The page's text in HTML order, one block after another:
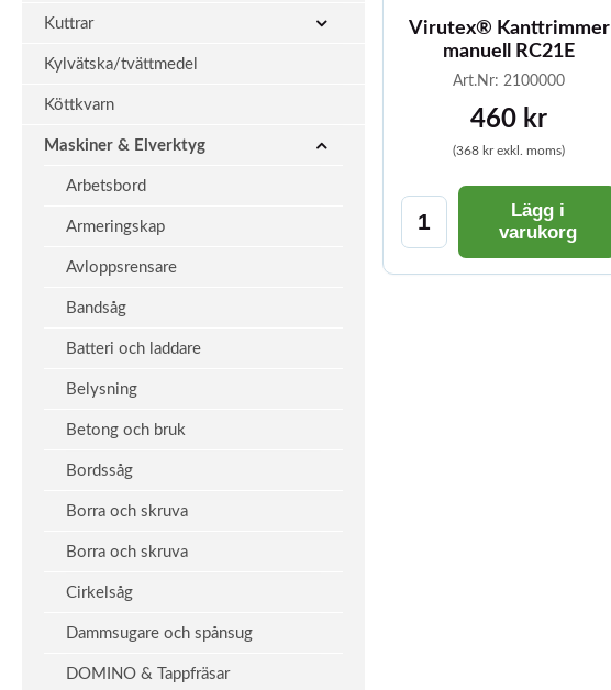
Kuttrar
Kylvätska/tvättmedel
Köttkvarn
Maskiner & Elverktyg
Arbetsbord
Armeringskap
Avloppsrensare
Bandsåg
Batteri och laddare
Belysning
Betong och bruk
Bordssåg
Borra och skruva
Borra och skruva
Cirkelsåg
Dammsugare och spånsug
DOMINO & Tappfräsar
Virutex® Kanttrimmer
manuell RC21E
Art.Nr: 2100000
460 kr
(368 kr exkl. moms)
Lägg i
varukorg